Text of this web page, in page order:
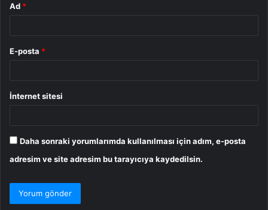
Ad *
E-posta *
İnternet sitesi
Daha sonraki yorumlarımda kullanılması için adım, e-posta
adresim ve site adresim bu tarayıcıya kaydedilsin.